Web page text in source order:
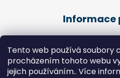
Tento web používá soubory
procházením tohoto webu
jejich používáním.. Více
Informace
Podmínky ochrany osobních
Kariéra
Péče o klienty - Pedikúra